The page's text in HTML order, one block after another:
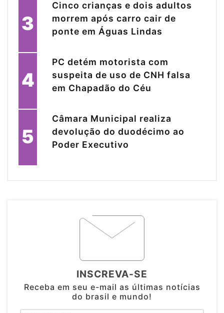
3
Cinco crianças e dois adultos
morrem após carro cair de
ponte em Águas Lindas
4
PC detém motorista com
suspeita de uso de CNH falsa
em Chapadão do Céu
5
Câmara Municipal realiza
devolução do duodécimo ao
Poder Executivo
INSCREVA-SE
Receba em seu e-mail as últimas notícias
do brasil e mundo!